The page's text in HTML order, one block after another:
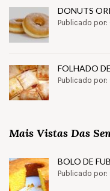
DONUTS
Publicado por:
FOLHADO
Publicado por:
Mais Vistas Das
BOLO DE
Publicado por: